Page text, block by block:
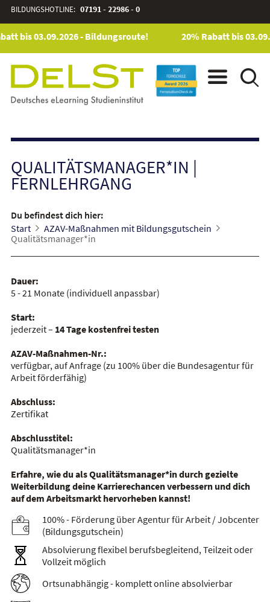
BILDUNGSHOTLINE: 07191 - 22986 - 0
bis 03.09.2026 - Bildungsroute! 20% Rabatt bis
QUALITÄTSMANAGER*IN |
FERNLEHRGANG
Du befindest dich hier:
Start
AZAV-Maßnahmen mit Bildungsgutschein
Qualitätsmanager*in
Dauer:
5 - 21 Monate(individuell anpassbar)
Start:
jederzeit – 14 Tage kostenfrei testen
AZAV-Maßnahmen-Nr.:
verfügbar, auf Anfrage(zu 100% über die Bundesagentur für
Arbeit förderfähig)
Abschluss:
Zertifikat
Abschlusstitel:
Qualitätsmanager*in
Erfahre, wie du als Qualitätsmanager*in durch gezielte
Weiterbildung deine Karrierechancen verbessern und dich
auf dem Arbeitsmarkt hervorheben kannst!
100% - Förderung über Agentur für Arbeit / Jobcenter
(Bildungsgutschein)
Absolvierung flexibel berufsbegleitend, Teilzeit oder
Vollzeit möglich
Ortsunabhängig - komplett online absolvierbar